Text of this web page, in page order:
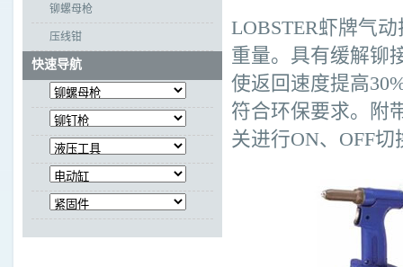
铆螺母枪
压线钳
快速导航
LOBSTER虾牌气
重量。具有缓解铆
使返回速度提高
符合环保要求。附
关进行ON、OFF切